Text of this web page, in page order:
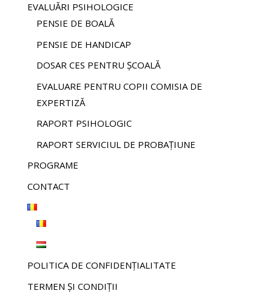
EVALUĂRI PSIHOLOGICE
PENSIE DE BOALĂ
PENSIE DE HANDICAP
DOSAR CES PENTRU ȘCOALĂ
EVALUARE PENTRU COPII COMISIA DE
EXPERTIZĂ
RAPORT PSIHOLOGIC
RAPORT SERVICIUL DE PROBAȚIUNE
PROGRAME
CONTACT
POLITICA DE CONFIDENȚIALITATE
TERMEN ȘI CONDIȚII